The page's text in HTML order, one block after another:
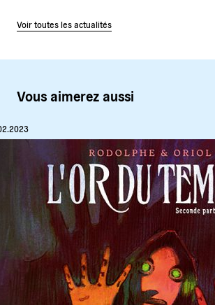
Voir toutes les actualités
Vous aimerez aussi